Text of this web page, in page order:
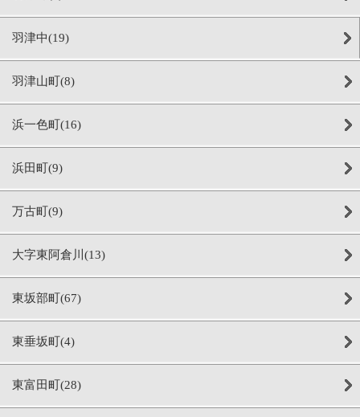
羽津中(19)
羽津山町(8)
浜一色町(16)
浜田町(9)
万古町(9)
大字東阿倉川(13)
東坂部町(67)
東垂坂町(4)
東富田町(28)